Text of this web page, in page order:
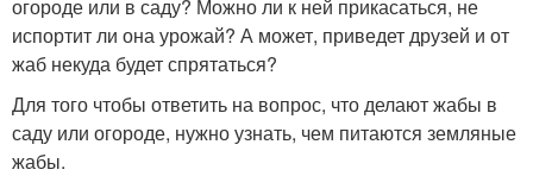
огороде или в саду? Можно ли к ней прикасаться, не
испортит ли она урожай? А может, приведет друзей и от
жаб некуда будет спрятаться?
Для того чтобы ответить на вопрос, что делают жабы в
саду или огороде, нужно узнать, чем питаются земляные
жабы.